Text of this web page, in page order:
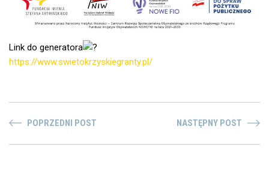
Link do generatora
https://www.swietokrzyskiegranty.pl/
POPRZEDNI POST NASTĘPNY POST